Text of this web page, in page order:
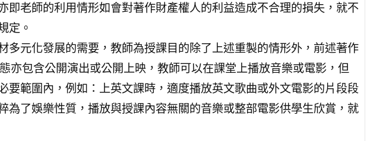
即老師的利用情形如會對著作財產權人的利益造成不合理的損失，就不
定。
多元化發展的需要，教師為授課目的除了上述重製的情形外，前述著作
亦包含公開演出或公開上映，教師可以在課堂上播放音樂或電影，但
要範圍內，例如：上英文課時，適度播放英文歌曲或外文電影的片段段
為了娛樂性質，播放與授課內容無關的音樂或整部電影供學生欣賞，就